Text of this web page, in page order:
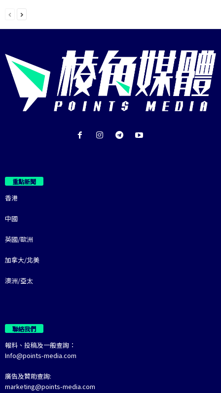
重點新聞
香港
中國
英國/歐洲
加拿大/北美
澳洲/亞太
聯絡我們
報料、投稿及一般查詢：
Info@points-media.com
廣告及贊助查詢:
marketing@points-media.com